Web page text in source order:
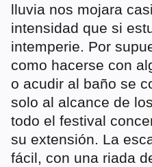
lluvia nos mojara
intensidad que si
intemperie. Por
como hacerse con
o acudir al baño se
solo al alcance de
todo el festival
su extensión. La
fácil, con una riada